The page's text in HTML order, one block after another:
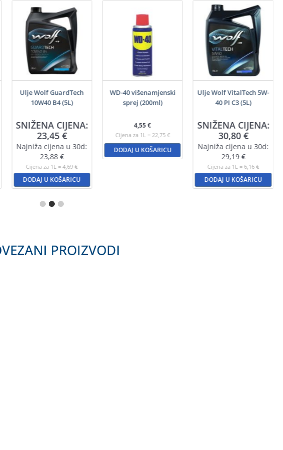
Ulje Wolf GuardTech
10W40 B4 (5L)
SNIŽENA CIJENA:
23,45€
Najniža cijena u 30d:
23,88€
Cijena za 1L = 4,69 €
DODAJ U KOŠARICU
WD-40 višenamjenski
sprej (200ml)
4,55€
Cijena za 1L = 22,75 €
DODAJ U KOŠARICU
Ulje Wolf VitalTech 5W-
40 PI C3 (5L)
SNIŽENA CIJENA:
30,80€
Najniža cijena u 30d:
29,19 €
Cijena za 1L = 6,16 €
DODAJ U KOŠARICU
PROIZVODI